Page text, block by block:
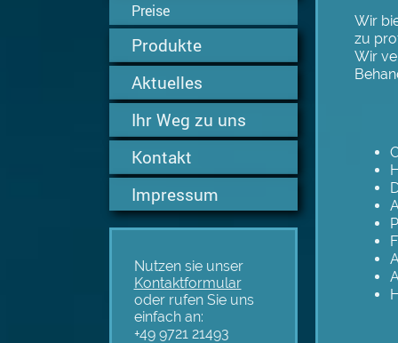
Preise
Produkte
Aktuelles
Ihr Weg zu uns
Kontakt
Impressum
Nutzen sie unser
Kontaktformular
oder rufen Sie uns
einfach an:
+49 9721 21493
Wir
zu
Wir